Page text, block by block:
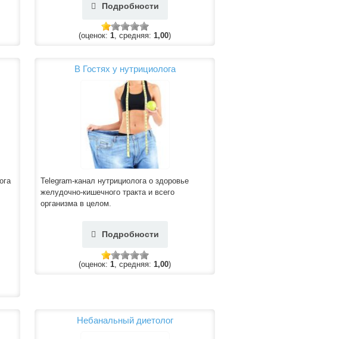
Подробности
(оценок: 1, средняя: 1,00)
В Гостях у нутрициолога
Telegram-канал нутрициолога о здоровье
желудочно-кишечного тракта и всего
организма в целом.
Подробности
(оценок: 1 , средняя: 1,00)
Небанальный диетолог